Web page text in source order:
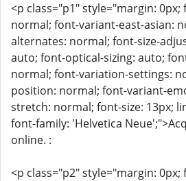
<p class="p1" style="margin:
normal; font-variant-east-asian:
alternates: normal; font-size-
auto; font-optical-sizing: auto;
normal; font-variation-settings:
position: normal; font-variant-
stretch: normal; font-size: 13px;
font-family: 'Helvetica
online. :
<p class="p2" style="margin: